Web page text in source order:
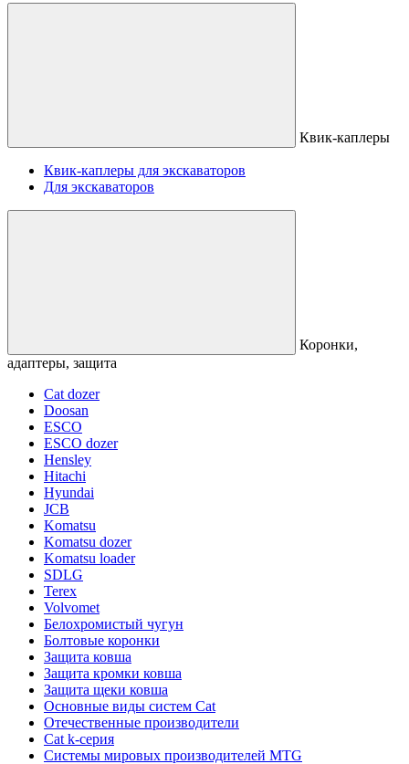
Квик-каплеры
Квик-каплеры для экскаваторов
Для экскаваторов
Коронки,
адаптеры, защита
Cat dozer
Doosan
ESCO
ESCO dozer
Hensley
Hitachi
Hyundai
JCB
Komatsu
Komatsu dozer
Komatsu loader
SDLG
Terex
Volvomet
Белохромистый чугун
Болтовые коронки
Защита ковша
Защита кромки ковша
Защита щеки ковша
Основные виды систем Cat
Отечественные производители
Сat k-серия
Системы мировых производителей MTG